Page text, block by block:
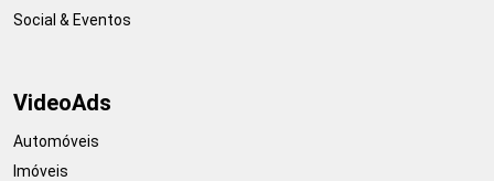
Social & Eventos
VideoAds
Automóveis
Imóveis